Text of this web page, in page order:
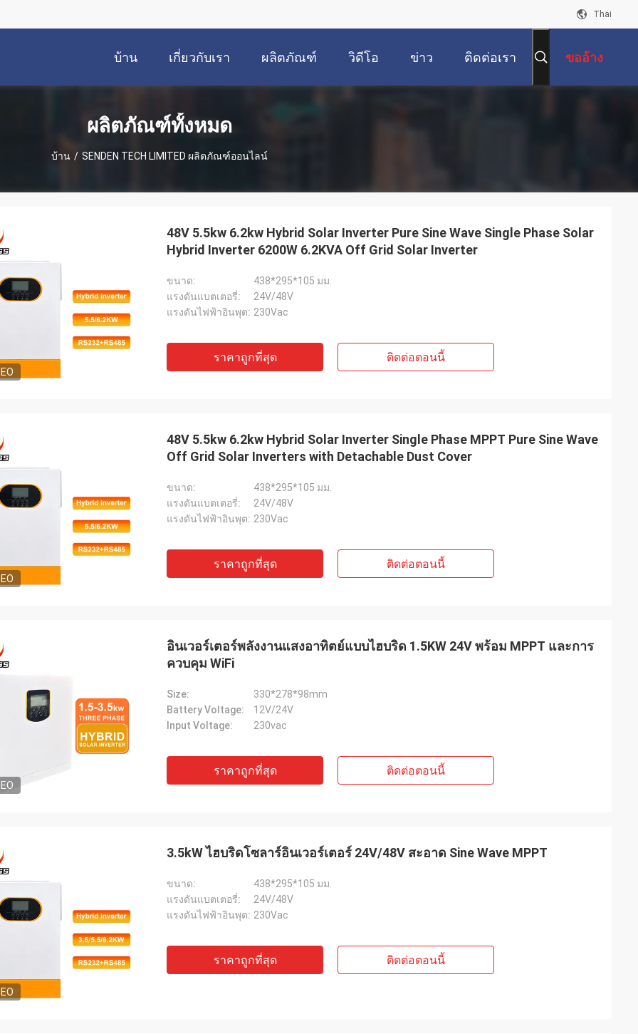
Thai
บ้าน เกี่ยวกับเรา ผลิตภัณฑ์ วิดีโอ ข่าว ติดต่อเรา ขออ้าง
ผลิตภัณฑ์ทั้งหมด
บ้าน / SENDEN TECH LIMITED ผลิตภัณฑ์ออนไลน์
PLC และ HMI หลายชุดของเราได้รับ
นินการอย่างถูกต้องและจัดส่งด้วย
ดเร็วอย่างน่าประหลาดใจ นับตั้งแต่
ว การสื่อสารของระบบควบคุมของ
มเสถียรมากขึ้น เราประทับใจกับการ
ะการทำงานที่แข็งแกร่งของส่วน
เหล่านี้ เป็นประสบการณ์ที่ไม่ยุ่งยาก
เราต้องการมอเตอร์แกนหมุนเสียงเบาสำหรับ
สภาพแวดล้อมการทดสอบที่ละเอียดอ่อน
หน่วยที่เราซื้อมาทำงานเงียบสนิทและรักษา
แบรนด์ดังที่เราเคยใช้ ในราคาเพียงเศษเสี้ยว
เหมาะอย่างยิ่งสำหรับการใช้งานเฉพาะทาง
ซัพพลายเออร์รายก่อนของเราอีกด้วย ความ
48V 5.5kw 6.2kw Hybrid Solar Inverter Pure Sine Wave Single Phase Solar
Hybrid Inverter 6200W 6.2KVA Off Grid Solar Inverter
ขนาด:
438*295*105 มม.
แรงดันแบตเตอรี่:
24V/48V
แรงดันไฟฟ้าอินพุต: 230Vac
ราคาถูกที่สุด ติดต่อตอนนี้
48V 5.5kw 6.2kw Hybrid Solar Inverter Single Phase MPPT Pure Sine Wave
Off Grid Solar Inverters with Detachable Dust Cover
ขนาด:
438*295*105 มม.
แรงดันแบตเตอรี่:
24V/48V
แรงดันไฟฟ้าอินพุต: 230Vac
ราคาถูกที่สุด ติดต่อตอนนี้
อินเวอร์เตอร์พลังงานแสงอาทิตย์แบบไฮบริด 1.5KW 24V พร้อม MPPT และการ
ควบคุม WiFi
Size:
330*278*98mm
Battery Voltage:
12V/24V
Input Voltage:
230vac
ราคาถูกที่สุด ติดต่อตอนนี้
3.5kW ไฮบริดโซลาร์อินเวอร์เตอร์ 24V/48V สะอาด Sine Wave MPPT
ขนาด:
438*295*105 มม.
แรงดันแบตเตอรี่:
24V/48V
แรงดันไฟฟ้าอินพุต: 230Vac
ราคาถูกที่สุด ติดต่อตอนนี้